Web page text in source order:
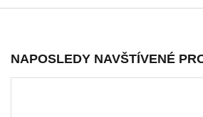
NAPOSLEDY NAVŠTÍVENÉ